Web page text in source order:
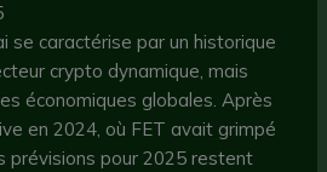
se caractérise par un historique
crypto dynamique, mais
économiques globales. Après
en 2024, où FET avait grimpé
prévisions pour 2025 restent